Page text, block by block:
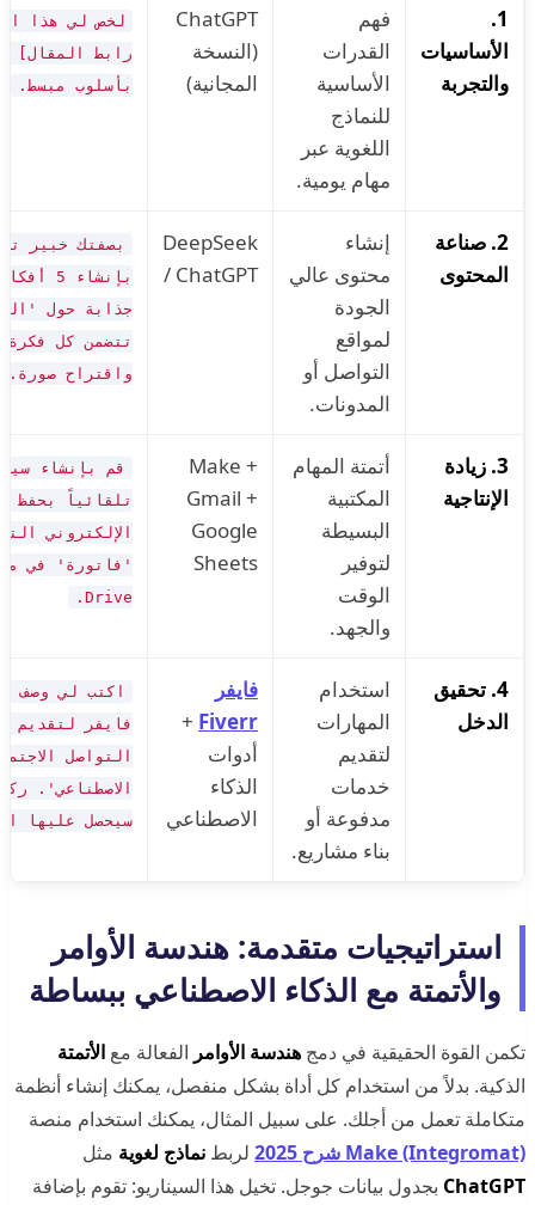
1.
الأساسيات
والتجربة
فهم
القدرات
الأساسية
للنماذج
اللغوية عبر
مهام يومية.
ChatGPT
(النسخة
المجانية)
لخص لي هذا
بأسلوب مبسط.
2. صناعة
المحتوى
إنشاء
محتوى عالي
الجودة
لمواقع
التواصل أو
المدونات.
DeepSeek
/ ChatGPT
بصفتك خبير
جذابة حول
تتضمن كل فكرة
واقتراح صورة.
3. زيادة
الإنتاجية
أتمتة المهام
المكتبية
البسيطة
لتوفير
الوقت
والجهد.
Make +
Gmail +
Google
Sheets
تلقائياً بحفظ
الإلكتروني
Drive.
4. تحقيق
الدخل
استخدام
المهارات
لتقديم
خدمات
مدفوعة أو
بناء مشاريع.
فايفر
Fiverr
+
أدوات
الذكاء
الاصطناعي
فايفر لتقديم
التواصل
الاصطناعي'.
سيحصل عليها
استراتيجيات متقدمة: هندسة الأوامر
والأتمتة مع الذكاء الاصطناعي ببساطة
تكمن القوة الحقيقية في دمج هندسة الأوامر الفعالة مع الأتمتة
الذكية. بدلاً من استخدام كل أداة بشكل منفصل، يمكنك إنشاء أنظمة
متكاملة تعمل من أجلك. على سبيل المثال، يمكنك استخدام منصة
Make (Integromat) شرح 2025
لربط نماذج لغوية مثل
ChatGPT بجدول بيانات جوجل. تخيل هذا السيناريو: تقوم بإضافة